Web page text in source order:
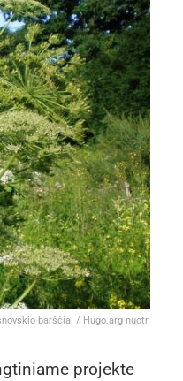
barščiai / Hugo.arg nuotr.
projekte